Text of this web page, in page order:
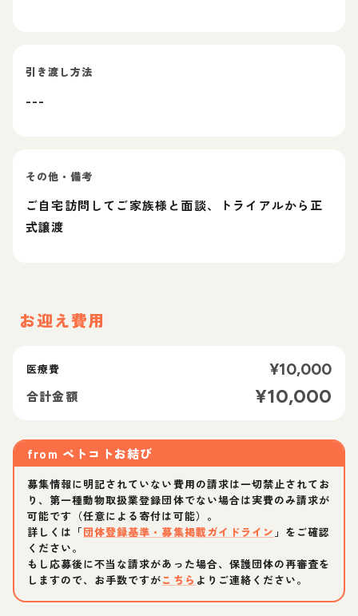
引き渡し方法
---
その他・備考
ご自宅訪問してご家族様と面談、トライアルから正
式譲渡
お迎え費用
医療費 ¥10,000
合計金額 ¥10,000
from ペトコトお結び
募集情報に明記されていない費用の請求は一切禁止されてお
り、第一種動物取扱業登録団体でない場合は実費のみ請求が
可能です（任意による寄付は可能）。
詳しくは「団体登録基準・募集掲載ガイドライン 」をご確認
ください。
もし応募後に不当な請求があった場合、保護団体の再審査を
しますので、お手数ですがこちら よりご連絡ください。